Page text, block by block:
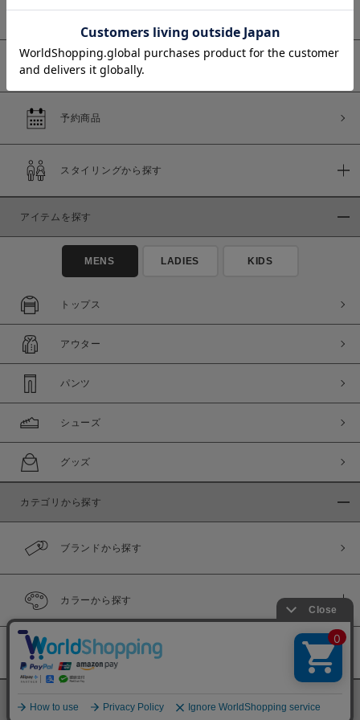
価格
商品タイプ
セール価格 WEB限定
在庫あり
新着商品
WEB限定商品
予約商品
スタイリングから探す
アイテムを探す
MENS LADIES KIDS
トップス
アウター
パンツ
シューズ
グッズ
カテゴリから探す
ブランドから探す
カラーから探す
履き比べ可能商品
©BINGOYA Co,.Ltd.